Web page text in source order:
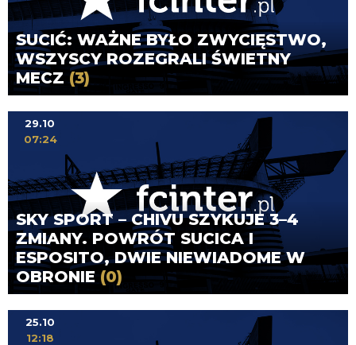
SUCIĆ: WAŻNE BYŁO ZWYCIĘSTWO,
WSZYSCY ROZEGRALI ŚWIETNY
MECZ (3)
SKY SPORT – CHIVU SZYKUJE 3–4
ZMIANY. POWRÓT SUCICA I
ESPOSITO, DWIE NIEWIADOME W
OBRONIE (0)
29.10
07:24
25.10
12:18